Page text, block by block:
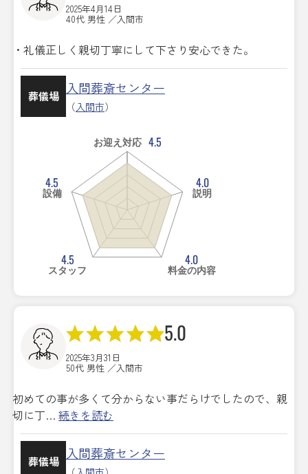
2025年4月14日
40代 男性 ／入間市
・礼儀正しく親切丁寧にして下さり安心できた。
葬儀場 入間葬斎センター
（入間市）
お迎え対応 4.5
4.0
説明
4.0
料金の内容
4.5
スタッフ
4.5
設備
5.0
2025年3月31日
50代 男性 ／入間市
初めての事が多くて分からない事だらけでしたので、親
切に丁… 続きを読む
葬儀場 入間葬斎センター